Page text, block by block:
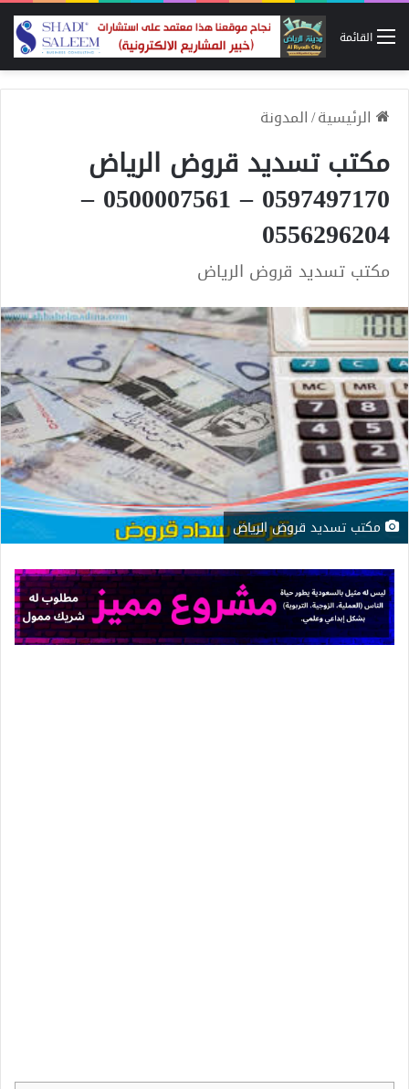
القائمة
الرئيسية/المدونة
مكتب تسديد قروض الرياض
0597497170 – 0500007561 –
0556296204
مكتب تسديد قروض الرياض
مكتب تسديد قروض الرياض